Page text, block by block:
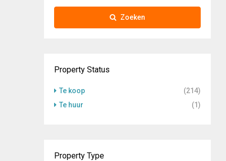
Zoeken
Property Status
Te koop
(214)
Te huur
(1)
Property Type